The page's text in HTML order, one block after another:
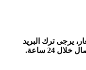
يرجى ترك البريد
24 ساعة.